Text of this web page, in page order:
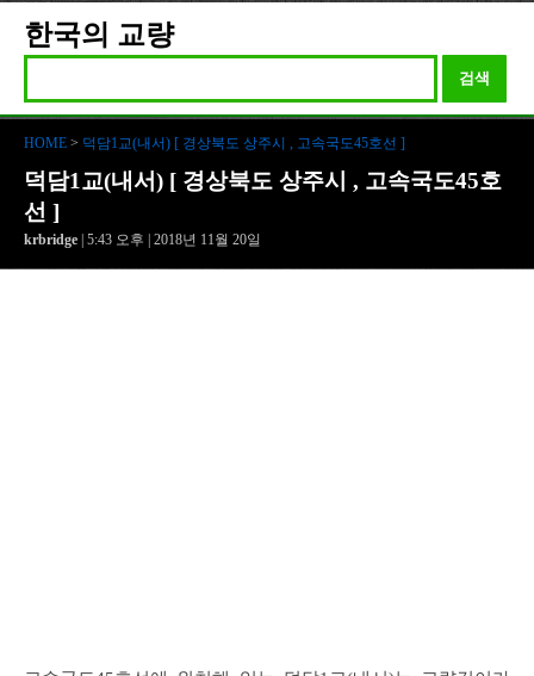
한국의 교량
검색
HOME > 덕담1교(내서) [ 경상북도 상주시 , 고속국도45호선 ]
덕담1교(내서) [ 경상북도 상주시 , 고속국도45호
선 ]
krbridge | 5:43 오후 | 2018년 11월 20일